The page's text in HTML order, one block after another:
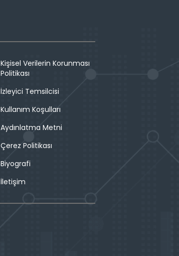
Kişisel Verilerin Korunması
Politikası
İzleyici Temsilcisi
Kullanım Koşulları
Aydınlatma Metni
Çerez Politikası
Biyografi
İletişim